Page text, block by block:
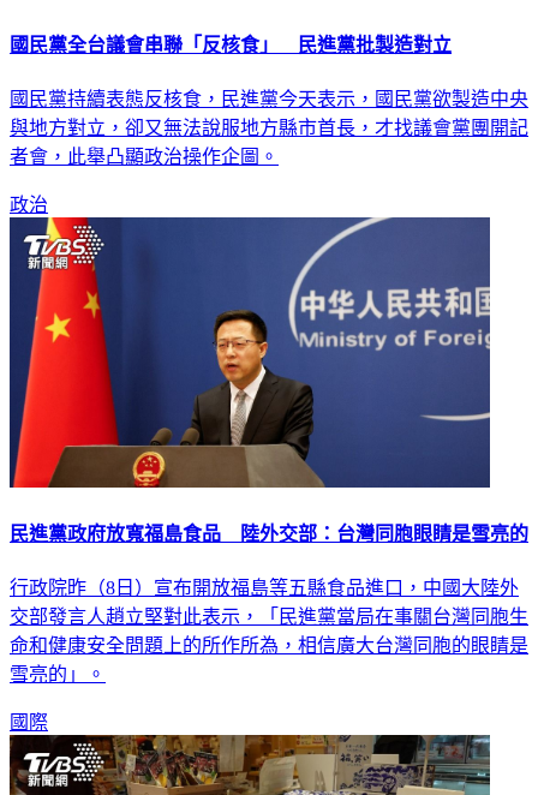
國民黨全台議會串聯「反核食」 民進黨批製造對立
國民黨持續表態反核食，民進黨今天表示，國民黨欲製造中央
與地方對立，卻又無法說服地方縣市首長，才找議會黨團開記
者會，此舉凸顯政治操作企圖。
政治
民進黨政府放寬福島食品 陸外交部：台灣同胞眼睛是雪亮的
行政院昨（8日）宣布開放福島等五縣食品進口，中國大陸外
交部發言人趙立堅對此表示，「民進黨當局在事關台灣同胞生
命和健康安全問題上的所作所為，相信廣大台灣同胞的眼睛是
雪亮的」。
國際